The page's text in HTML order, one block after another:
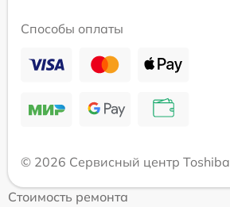
Способы оплаты
© 2026 Сервисный центр Toshiba
Стоимость ремонта